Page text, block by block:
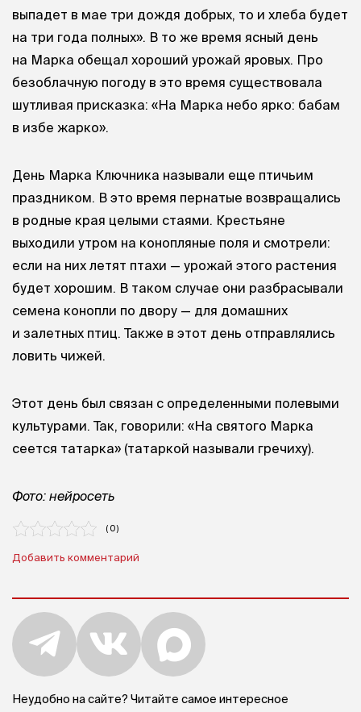
выпадет в мае три дождя добрых, то и хлеба будет
на три года полных». В то же время ясный день
на Марка обещал хороший урожай яровых. Про
безоблачную погоду в это время существовала
шутливая присказка: «На Марка небо ярко: бабам
в избе жарко».
День Марка Ключника называли еще птичьим
праздником. В это время пернатые возвращались
в родные края целыми стаями. Крестьяне
выходили утром на конопляные поля и смотрели:
если на них летят птахи — урожай этого растения
будет хорошим. В таком случае они разбрасывали
семена конопли по двору — для домашних
и залетных птиц. Также в этот день отправлялись
ловить чижей.
Этот день был связан с определенными полевыми
культурами. Так, говорили: «На святого Марка
сеется татарка» (татаркой называли гречиху).
Фото: нейросеть
( 0 )
Добавить комментарий
Неудобно на сайте? Читайте самое интересное